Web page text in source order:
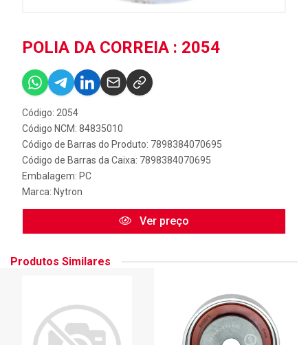
POLIA DA CORREIA : 2054
Código: 2054
Código NCM: 84835010
Código de Barras do Produto: 7898384070695
Código de Barras da Caixa: 7898384070695
Embalagem: PC
Marca: Nytron
Ver preço
Produtos Similares